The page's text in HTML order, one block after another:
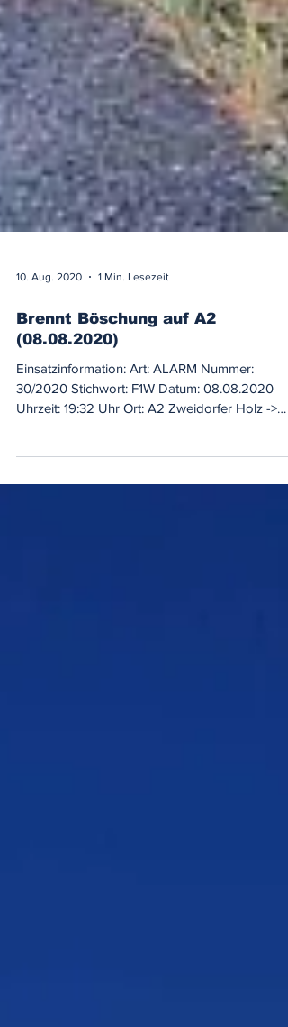
10. Aug. 2020 1 Min. Lesezeit
Brennt Böschung auf A2
(08.08.2020)
Einsatzinformation: Art: ALARM Nummer:
Uhrzeit: 19:32 Uhr Ort: A2 Zweidorfer Holz ->